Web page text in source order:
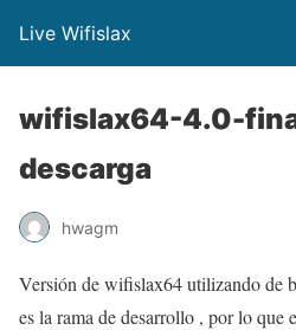
Live Wifislax
wifislax64-4.0-
descarga
hwagm
Versión de wifislax64 utilizando de
es la rama de desarrollo , por lo que